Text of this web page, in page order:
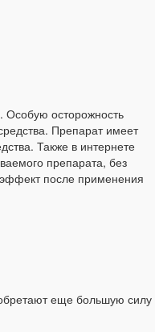
Особую осторожность
Препарат имеет
Также в интернете
препарата, без
эффект после применения
еще большую силу